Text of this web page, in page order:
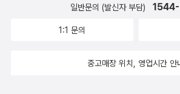
일반문의 (발신자 부담)
1:1 문의
중고매장 위치, 영업시간 안